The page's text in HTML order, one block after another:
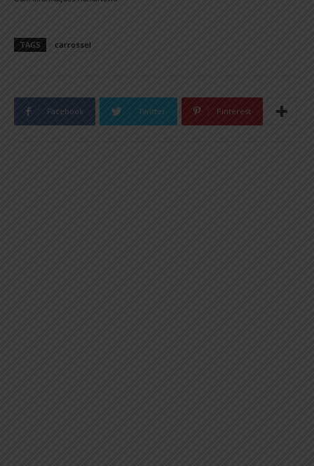
TAGS carrossel
Facebook Twitter Pinterest